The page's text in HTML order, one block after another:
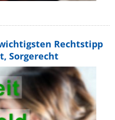
Rechtstipp
Sorgerecht